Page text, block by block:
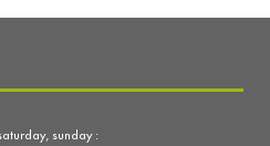
sunday :